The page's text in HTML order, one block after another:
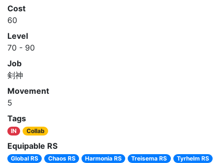
Cost
60
Level
70 - 90
Job
剣神
Movement
5
Tags
IN Collab
Equipable RS
Global RS Chaos RS Harmonia RS Treisema RS
Tyrhelm RS